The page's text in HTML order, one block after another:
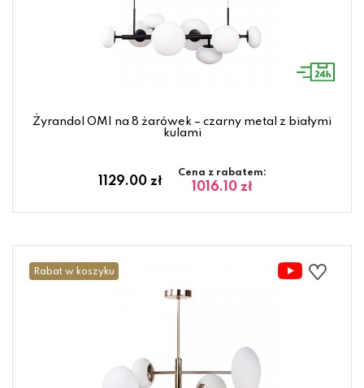
Żyrandol OMI na 8 żarówek – czarny metal z białymi
kulami
1129.00 zł
Cena z rabatem:
1016.10 zł
Rabat w koszyku